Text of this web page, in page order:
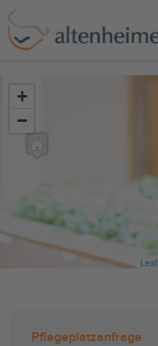
+
−
Pflegeplatzanfrage